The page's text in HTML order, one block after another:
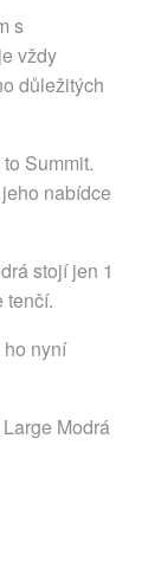
s
vždy
důležitých
Summit.
nabídce
stojí jen 1
tenčí.
ho nyní
Modrá